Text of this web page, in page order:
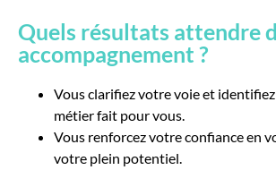
Quels résultats attendre
accompagnement ?
Vous clarifiez votre voie et
métier fait pour vous.
Vous renforcez votre confiance en
votre plein potentiel.